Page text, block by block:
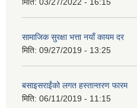
मिति: 03/27/2022 - 16:15
सामाजिक सुरक्षा भत्ता नयाँ कायम दर
मिति: 09/27/2019 - 13:25
बसाइसराईंको लगत हस्तान्तरण फारम
मिति: 06/11/2019 - 11:15